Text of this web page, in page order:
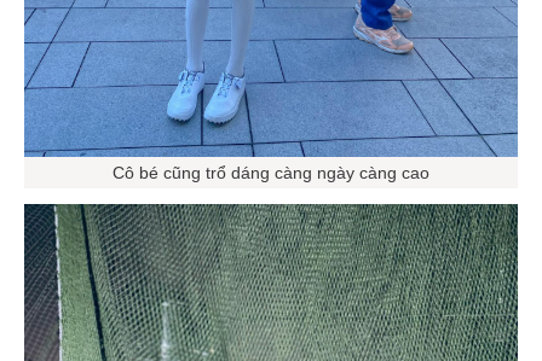
Cô bé cũng trổ dáng càng ngày càng cao